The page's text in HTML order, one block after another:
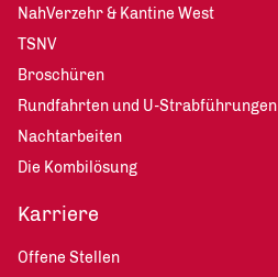
NahVerzehr & Kantine West
TSNV
Broschüren
Rundfahrten und U-Strabführungen
Nachtarbeiten
Die Kombilösung
Karriere
Offene Stellen